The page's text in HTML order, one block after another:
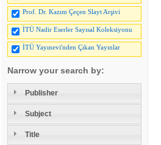
Prof. Dr. Kazım Çeçen Slayt Arşivi
İTÜ Nadir Eserler Sayısal Koleksiyonu
İTÜ Yayınevi'nden Çıkan Yayınlar
Narrow your search by:
Publisher
Subject
Title